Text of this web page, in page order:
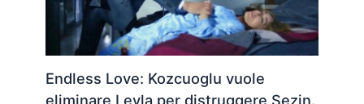
Endless Love: Kozcuoglu vuole
eliminare Leyla per distruggere Sezin.